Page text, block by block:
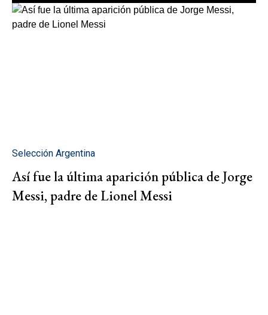
Selección Argentina
Así fue la última aparición pública de Jorge
Messi, padre de Lionel Messi